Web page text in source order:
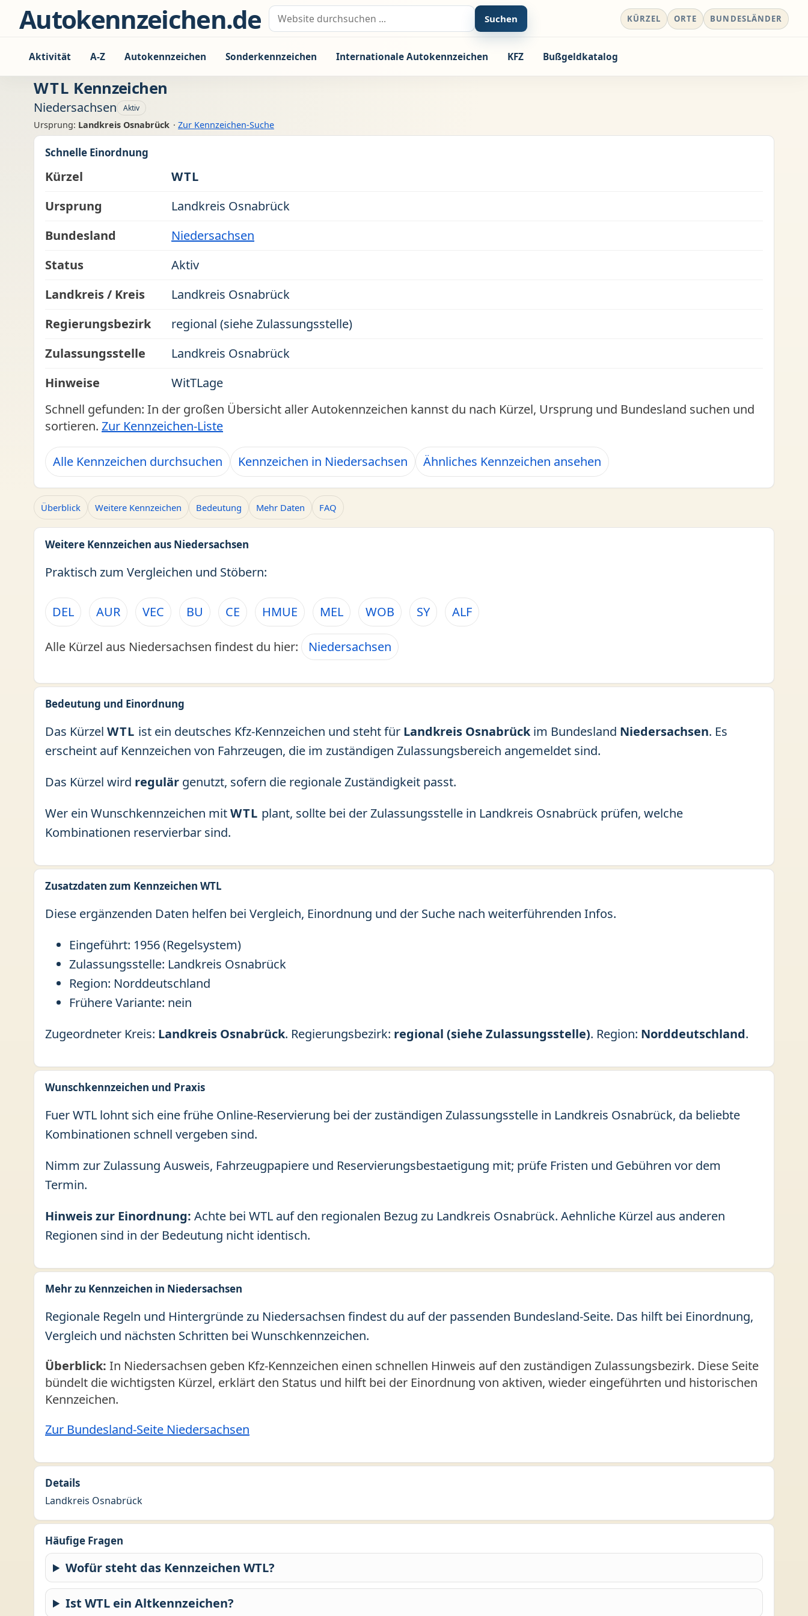
Zum Inhalt springen
Autokennzeichen.de Suche nach: Suchen KÜRZEL ORTE BUNDESLÄNDER
Aktivität A-Z Autokennzeichen Sonderkennzeichen Internationale Autokennzeichen KFZ Bußgeldkatalog
WTL Kennzeichen
Niedersachsen Aktiv
Ursprung: Landkreis Osnabrück · Zur Kennzeichen-Suche
Schnelle Einordnung
Kürzel
WTL
Ursprung
Landkreis Osnabrück
Bundesland
Niedersachsen
Status
Aktiv
Landkreis / Kreis
Landkreis Osnabrück
Regierungsbezirk
regional (siehe Zulassungsstelle)
Zulassungsstelle
Landkreis Osnabrück
Hinweise
WitTLage
Schnell gefunden: In der großen Übersicht aller Autokennzeichen kannst du nach Kürzel, Ursprung und Bundesland suchen und
sortieren. Zur Kennzeichen-Liste
Alle Kennzeichen durchsuchen Kennzeichen in Niedersachsen Ähnliches Kennzeichen ansehen
Überblick Weitere Kennzeichen Bedeutung Mehr Daten FAQ
Weitere Kennzeichen aus Niedersachsen
Praktisch zum Vergleichen und Stöbern:
DEL AUR VEC BU CE HMUE MEL WOB SY ALF
Alle Kürzel aus Niedersachsen findest du hier: Niedersachsen
Bedeutung und Einordnung
Das Kürzel WTL ist ein deutsches Kfz-Kennzeichen und steht für Landkreis Osnabrückim Bundesland Niedersachsen. Es
erscheint auf Kennzeichen von Fahrzeugen, die im zuständigen Zulassungsbereich angemeldet sind.
Das Kürzel wird regulär genutzt, sofern die regionale Zuständigkeit passt.
Wer ein Wunschkennzeichen mitWTL plant, sollte bei der Zulassungsstelle in Landkreis Osnabrück prüfen, welche
Kombinationen reservierbar sind.
Zusatzdaten zum Kennzeichen WTL
Diese ergänzenden Daten helfen bei Vergleich, Einordnung und der Suche nach weiterführenden Infos.
Eingeführt: 1956 (Regelsystem)
Zulassungsstelle: Landkreis Osnabrück
Region: Norddeutschland
Frühere Variante: nein
Zugeordneter Kreis: Landkreis Osnabrück. Regierungsbezirk: regional (siehe Zulassungsstelle). Region: Norddeutschland.
Wunschkennzeichen und Praxis
Fuer WTL lohnt sich eine frühe Online-Reservierung bei der zuständigen Zulassungsstelle in Landkreis Osnabrück, da beliebte
Kombinationen schnell vergeben sind.
Nimm zur Zulassung Ausweis, Fahrzeugpapiere und Reservierungsbestaetigung mit; prüfe Fristen und Gebühren vor dem
Termin.
Hinweis zur Einordnung: Achte bei WTL auf den regionalen Bezug zu Landkreis Osnabrück. Aehnliche Kürzel aus anderen
Regionen sind in der Bedeutung nicht identisch.
Mehr zu Kennzeichen in Niedersachsen
Regionale Regeln und Hintergründe zu Niedersachsen findest du auf der passenden Bundesland-Seite. Das hilft bei Einordnung,
Vergleich und nächsten Schritten bei Wunschkennzeichen.
Überblick: In Niedersachsen geben Kfz-Kennzeichen einen schnellen Hinweis auf den zuständigen Zulassungsbezirk. Diese Seite
bündelt die wichtigsten Kürzel, erklärt den Status und hilft bei der Einordnung von aktiven, wieder eingeführten und historischen
Kennzeichen.
Zur Bundesland-Seite Niedersachsen
Details
Landkreis Osnabrück
Häufige Fragen
Wofür steht das Kennzeichen WTL?
Ist WTL ein Altkennzeichen?